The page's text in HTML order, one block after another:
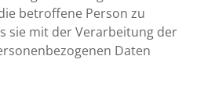
betroffene Person zu
sie mit der Verarbeitung der
Daten